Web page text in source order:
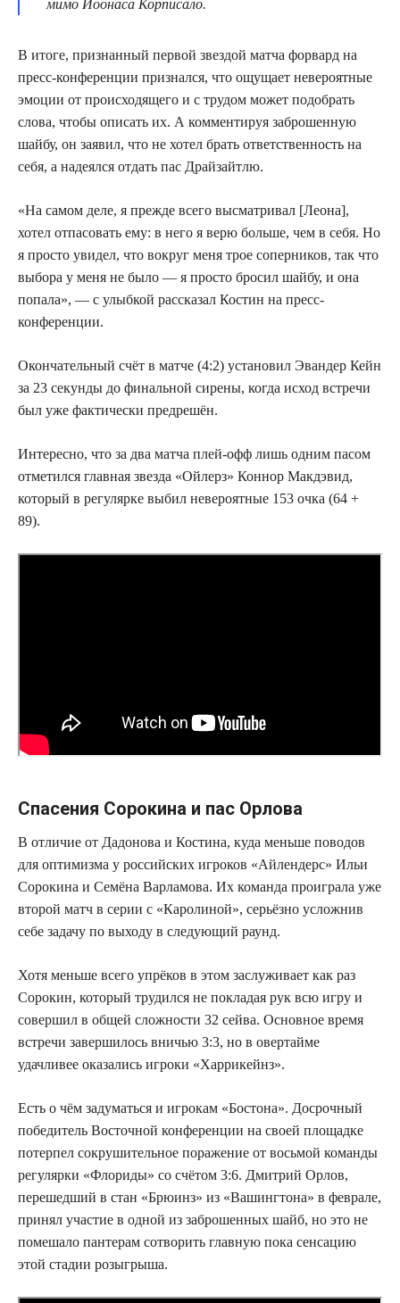
мимо Йоонаса Корписало.
В итоге, признанный первой звездой матча форвард на
пресс-конференции признался, что ощущает невероятные
эмоции от происходящего и с трудом может подобрать
слова, чтобы описать их. А комментируя заброшенную
шайбу, он заявил, что не хотел брать ответственность на
себя, а надеялся отдать пас Драйзайтлю.
«На самом деле, я прежде всего высматривал [Леона],
хотел отпасовать ему: в него я верю больше, чем в себя. Но
я просто увидел, что вокруг меня трое соперников, так что
выбора у меня не было — я просто бросил шайбу, и она
попала», — с улыбкой рассказал Костин на пресс-
конференции.
Окончательный счёт в матче (4:2) установил Эвандер Кейн
за 23 секунды до финальной сирены, когда исход встречи
был уже фактически предрешён.
Интересно, что за два матча плей-офф лишь одним пасом
отметился главная звезда «Ойлерз» Коннор Макдэвид,
который в регулярке выбил невероятные 153 очка (64 +
89).
Спасения Сорокина и пас Орлова
В отличие от Дадонова и Костина, куда меньше поводов
для оптимизма у российских игроков «Айлендерс» Ильи
Сорокина и Семёна Варламова. Их команда проиграла уже
второй матч в серии с «Каролиной», серьёзно усложнив
себе задачу по выходу в следующий раунд.
Хотя меньше всего упрёков в этом заслуживает как раз
Сорокин, который трудился не покладая рук всю игру и
совершил в общей сложности 32 сейва. Основное время
встречи завершилось вничью 3:3, но в овертайме
удачливее оказались игроки «Харрикейнз».
Есть о чём задуматься и игрокам «Бостона». Досрочный
победитель Восточной конференции на своей площадке
потерпел сокрушительное поражение от восьмой команды
регулярки «Флориды» со счётом 3:6. Дмитрий Орлов,
перешедший в стан «Брюинз» из «Вашингтона» в феврале,
принял участие в одной из заброшенных шайб, но это не
помешало пантерам сотворить главную пока сенсацию
этой стадии розыгрыша.